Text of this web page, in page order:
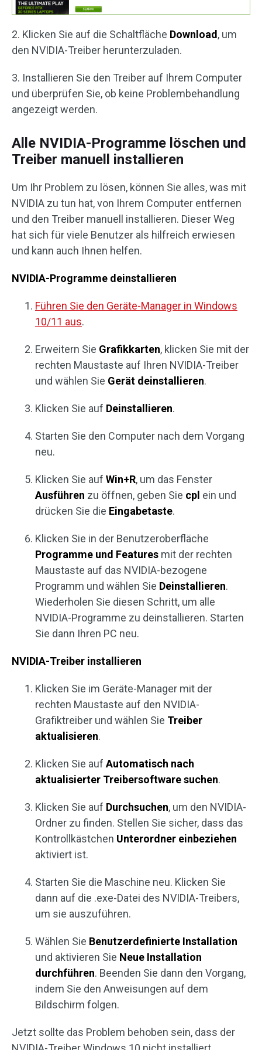
2. Klicken Sie auf die Schaltfläche Download , um
den NVIDIA-Treiber herunterzuladen.
3. Installieren Sie den Treiber auf Ihrem Computer
und überprüfen Sie, ob keine Problembehandlung
angezeigt werden.
Alle NVIDIA-Programme löschen und
Treiber manuell installieren
Um Ihr Problem zu lösen, können Sie alles, was mit
NVIDIA zu tun hat, von Ihrem Computer entfernen
und den Treiber manuell installieren. Dieser Weg
hat sich für viele Benutzer als hilfreich erwiesen
und kann auch Ihnen helfen.
NVIDIA-Programme deinstallieren
Führen Sie den Geräte-Manager in Windows
10/11 aus.
Erweitern Sie Grafikkarten, klicken Sie mit der
rechten Maustaste auf Ihren NVIDIA-Treiber
und wählen Sie Gerät deinstallieren.
Klicken Sie auf Deinstallieren.
Starten Sie den Computer nach dem Vorgang
neu.
Klicken Sie auf Win+R, um das Fenster
Ausführen zu öffnen, geben Sie cpl ein und
drücken Sie die Eingabetaste.
Klicken Sie in der Benutzeroberfläche
Programme und Features mit der rechten
Maustaste auf das NVIDIA-bezogene
Programm und wählen Sie Deinstallieren.
Wiederholen Sie diesen Schritt, um alle
NVIDIA-Programme zu deinstallieren. Starten
Sie dann Ihren PC neu.
NVIDIA-Treiber installieren
Klicken Sie im Geräte-Manager mit der
rechten Maustaste auf den NVIDIA-
Grafiktreiber und wählen Sie Treiber
aktualisieren.
Klicken Sie auf Automatisch nach
aktualisierter Treibersoftware suchen.
Klicken Sie auf Durchsuchen, um den NVIDIA-
Ordner zu finden. Stellen Sie sicher, dass das
Kontrollkästchen Unterordner einbeziehen
aktiviert ist.
Starten Sie die Maschine neu. Klicken Sie
dann auf die .exe-Datei des NVIDIA-Treibers,
um sie auszuführen.
Wählen Sie Benutzerdefinierte Installation
und aktivieren Sie Neue Installation
durchführen. Beenden Sie dann den Vorgang,
indem Sie den Anweisungen auf dem
Bildschirm folgen.
Jetzt sollte das Problem behoben sein, dass der